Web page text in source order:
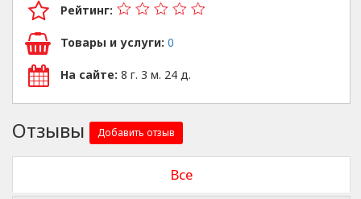
Рейтинг:
Товары и услуги: 0
На сайте: 8 г. 3 м. 24 д.
Отзывы Добавить отзыв
Все